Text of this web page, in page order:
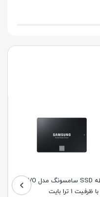
حافظه SSD سامسونگ مدل EVO